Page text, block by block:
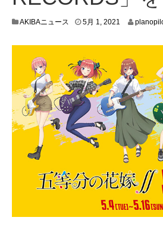
AKIBAニュース 5月 1, 2021
2
0
2
1